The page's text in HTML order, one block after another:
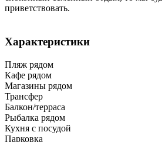
приветствовать.
Характеристики
Пляж рядом
Кафе рядом
Магазины рядом
Трансфер
Балкон/терраса
Рыбалка рядом
Кухня с посудой
Парковка